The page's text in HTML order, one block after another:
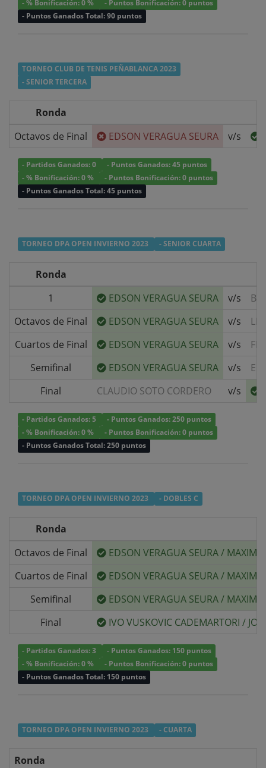
- % Bonificación: 0 %
- Puntos Bonificación: 0 puntos
- Puntos Ganados Total: 90 puntos
TORNEO CLUB DE TENIS PEÑABLANCA 2023
- SENIOR TERCERA
Ronda
Octavos de Final
EDSON VERAGUA SEURA v/s
- Partidos Ganados: 0
- Puntos Ganados: 45 puntos
- % Bonificación: 0 %
- Puntos Bonificación: 0 puntos
- Puntos Ganados Total: 45 puntos
TORNEO DPA OPEN INVIERNO 2023 - SENIOR CUARTA
Ronda
1
EDSON VERAGUA SEURA v/s
Octavos de Final
EDSON VERAGUA SEURA v/s
Cuartos de Final
EDSON VERAGUA SEURA v/s
Semifinal
EDSON VERAGUA SEURA v/s
Final
CLAUDIO SOTO CORDERO v/s
- Partidos Ganados: 5
- Puntos Ganados: 250 puntos
- % Bonificación: 0 %
- Puntos Bonificación: 0 puntos
- Puntos Ganados Total: 250 puntos
TORNEO DPA OPEN INVIERNO 2023 - DOBLES C
Ronda
Octavos de Final
EDSON VERAGUA SEURA/
Cuartos de Final
EDSON VERAGUA SEURA/
Semifinal
EDSON VERAGUA SEURA/
Final
IVO VUSKOVIC CADEMARTORI /
- Partidos Ganados: 3
- Puntos Ganados: 150 puntos
- % Bonificación: 0 %
- Puntos Bonificación: 0 puntos
- Puntos Ganados Total: 150 puntos
TORNEO DPA OPEN INVIERNO 2023 - CUARTA
Ronda